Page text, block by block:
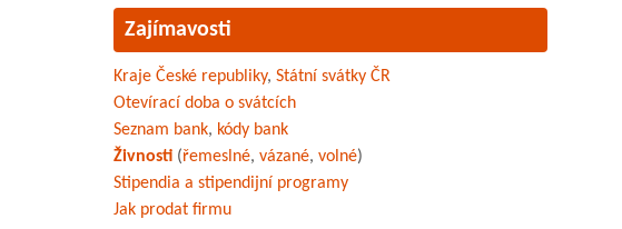
Zajímavosti
Kraje České republiky, Státní svátky ČR
Otevírací doba o svátcích
Seznam bank, kódy bank
Živnosti (řemeslné, vázané, volné)
Stipendia a stipendijní programy
Jak prodat firmu